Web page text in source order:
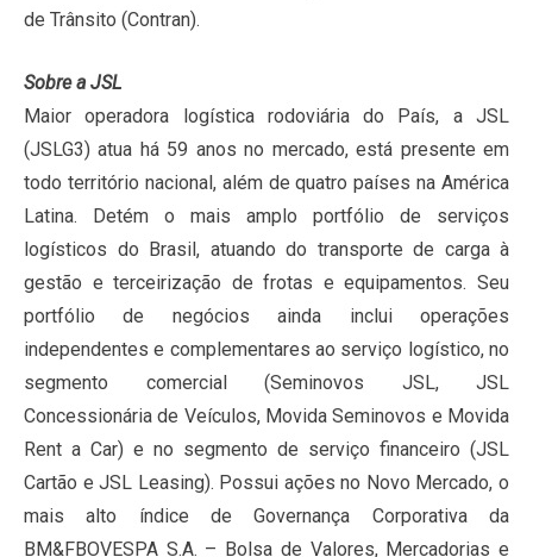
de Trânsito (Contran).
Sobre a JSL
Maior operadora logística rodoviária do País, a JSL
(JSLG3) atua há 59 anos no mercado, está presente em
todo território nacional, além de quatro países na América
Latina. Detém o mais amplo portfólio de serviços
logísticos do Brasil, atuando do transporte de carga à
gestão e terceirização de frotas e equipamentos. Seu
portfólio de negócios ainda inclui operações
independentes e complementares ao serviço logístico, no
segmento comercial (Seminovos JSL, JSL
Concessionária de Veículos, Movida Seminovos e Movida
Rent a Car) e no segmento de serviço financeiro (JSL
Cartão e JSL Leasing). Possui ações no Novo Mercado, o
mais alto índice de Governança Corporativa da
BM&FBOVESPA S.A. – Bolsa de Valores, Mercadorias e